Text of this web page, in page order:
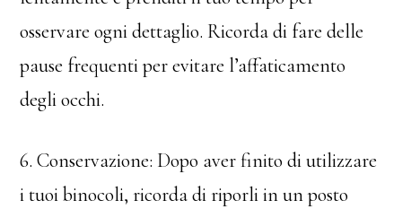
osservare ogni dettaglio. Ricorda di fare delle
pause frequenti per evitare l’affaticamento
degli occhi.
6. Conservazione: Dopo aver finito di utilizzare
i tuoi binocoli, ricorda di riporli in un posto